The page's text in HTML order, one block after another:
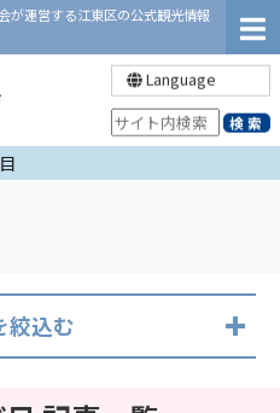
が運営する江東区の公式観光情報
Language
絞込む